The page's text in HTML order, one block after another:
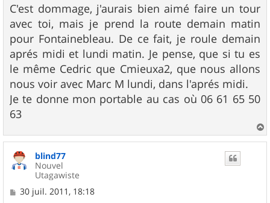
C'est dommage, j'aurais bien aimé faire un tour
avec toi, mais je prend la route demain matin
pour Fontainebleau. De ce fait, je roule demain
aprés midi et lundi matin. Je pense, que si tu es
le même Cedric que Cmieuxa2, que nous allons
nous voir avec Marc M lundi, dans l'aprés midi.
Je te donne mon portable au cas où 06 61 65 50
63
a
u
blind77
Nouvel
Utagawiste
M
30 juil. 2011, 18:18